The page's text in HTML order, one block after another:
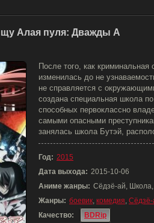
Алая пуля: Дважды А
После того, как
изменилась до не
не справляется с
создана специальная школа
способных первоклассно
самыми опасными
занялась школа Бутэй,
Год: 2015
Дата выхода: 2015-10-06
Аниме жанры: Сёдзё-ай,
Жанры: боевик, комедия, Сёдзё-
Качество:
BDRip